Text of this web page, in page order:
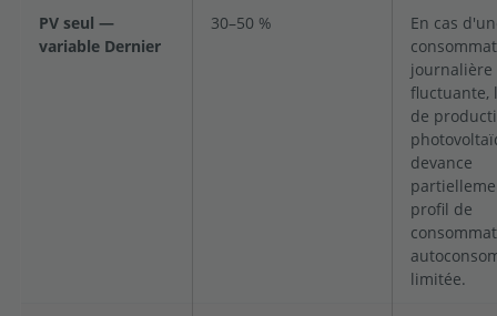
PV seul —
variable Dernier
30–50 %
En cas
journalière
fluctuante,
de
devance
profil de
limitée.